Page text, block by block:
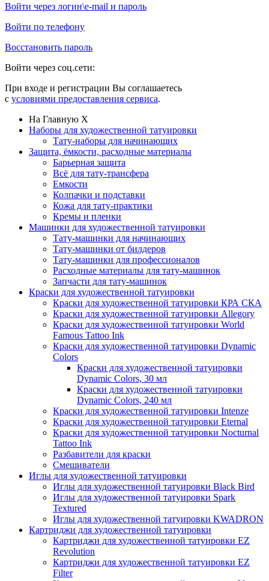
Войти через логин\e-mail и пароль
Войти по телефону
Восстановить пароль
Войти через соц.сети:
При входе и регистрации Вы соглашаетесь
с условиями предоставления сервиса.
На Главную X
Наборы для художественной татуировки
Тату-наборы для начинающих
Защита, ёмкости, расходные материалы
Барьерная защита
Всё для тату-трансфера
Емкости
Колпачки и подставки
Кожа для тату-практики
Кремы и пленки
Машинки для художественной татуировки
Тату-машинки для начинающих
Тату-машинки от билдеров
Тату-машинки для профессионалов
Расходные материалы для тату-машинок
Запчасти для тату-машинок
Краски для художественной татуировки
Краски для художественной татуировки КРА СКА
Краски для художественной татуировки Allegory
Краски для художественной татуировки World
Famous Tattoo Ink
Краски для художественной татуировки Dynamic
Colors
Краски для художественной татуировки
Dynamic Colors, 30 мл
Краски для художественной татуировки
Dynamic Colors, 240 мл
Краски для художественной татуировки Intenze
Краски для художественной татуировки Eternal
Краски для художественной татуировки Nocturnal
Tattoo Ink
Разбавители для краски
Смешиватели
Иглы для художественной татуировки
Иглы для художественной татуировки Black Bird
Иглы для художественной татуировки Spark
Textured
Иглы для художественной татуировки KWADRON
Картриджи для художественной татуировки
Картриджи для художественной татуировки EZ
Revolution
Картриджи для художественной татуировки EZ
Filter